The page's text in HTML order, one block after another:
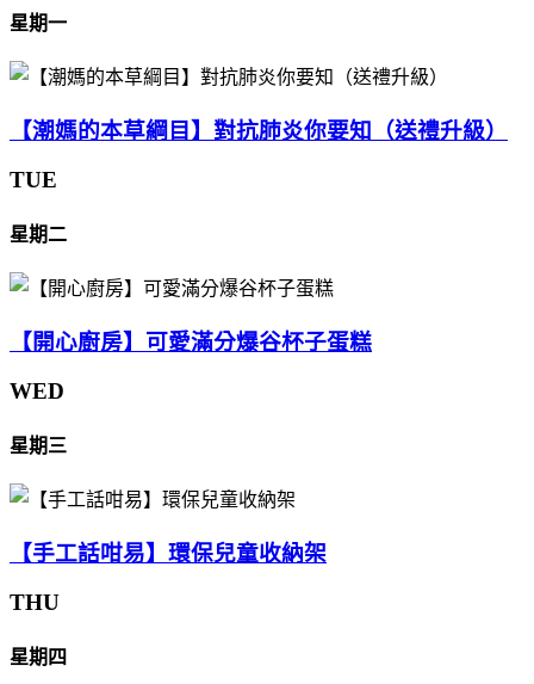
星期一
【潮媽的本草綱目】對抗肺炎你要知（送禮升級）
TUE
星期二
【開心廚房】可愛滿分爆谷杯子蛋糕
WED
星期三
【手工話咁易】環保兒童收納架
THU
星期四